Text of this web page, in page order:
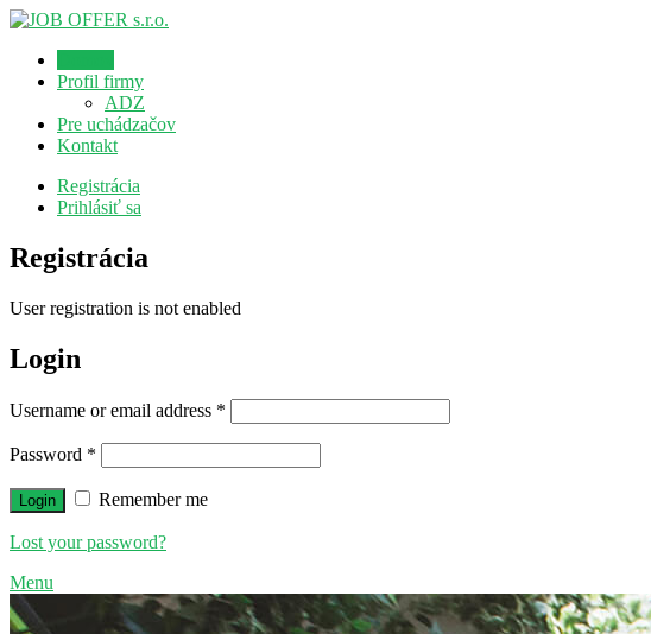
Profil firmy
ADZ
Pre uchádzačov
Kontakt
Registrácia
Prihlásiť sa
Registrácia
User registration is not enabled
Login
Username or email address *
Password *
Remember me
Lost your password?
Menu